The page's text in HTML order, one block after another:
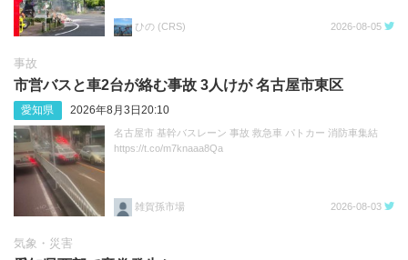
ひの (CRS) 2026-08-05
事故
市営バスと車2台が絡む事故 3人けが 名古屋市東区
愛知県 2026年8月3日20:10
名古屋市 基幹バスレーン 事故 救急車 パトカー 消防車集結
https://t.co/m7knaaa8Qa
雑賀孫市場 2026-08-03
気象・災害